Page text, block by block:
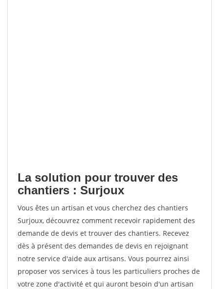
La solution pour trouver des
chantiers : Surjoux
Vous êtes un artisan et vous cherchez des chantiers
Surjoux, découvrez comment recevoir rapidement des
demande de devis et trouver des chantiers. Recevez
dès à présent des demandes de devis en rejoignant
notre service d'aide aux artisans. Vous pourrez ainsi
proposer vos services à tous les particuliers proches de
votre zone d'activité et qui auront besoin d'un artisan